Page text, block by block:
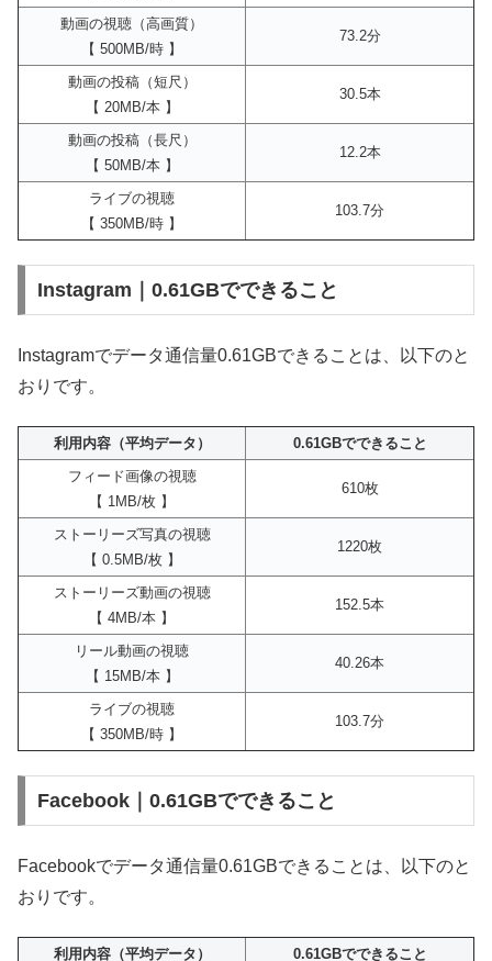
動画の視聴（高画質）
【 500MB/時 】
73.2分
動画の投稿（短尺）
【 20MB/本 】
30.5本
動画の投稿（長尺）
【 50MB/本 】
12.2本
ライブの視聴
【 350MB/時 】
103.7分
Instagram｜0.61GBでできること
Instagramでデータ通信量0.61GBできることは、以下のと
おりです。
利用内容（平均データ）
0.61GBでできること
フィード画像の視聴
【 1MB/枚 】
610枚
ストーリーズ写真の視聴
【 0.5MB/枚 】
1220枚
ストーリーズ動画の視聴
【 4MB/本 】
152.5本
リール動画の視聴
【 15MB/本 】
40.26本
ライブの視聴
【 350MB/時 】
103.7分
Facebook｜0.61GBでできること
Facebookでデータ通信量0.61GBできることは、以下のと
おりです。
利用内容（平均データ） 0.61GBでできること